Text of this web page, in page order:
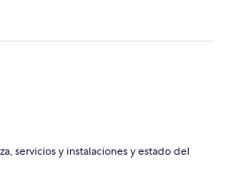
servicios y instalaciones y estado del